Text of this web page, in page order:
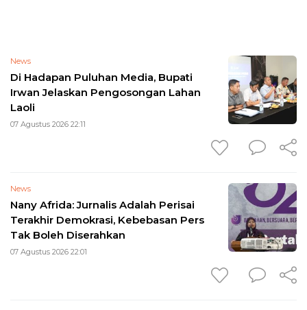
News
Di Hadapan Puluhan Media, Bupati
Irwan Jelaskan Pengosongan Lahan
Laoli
07 Agustus 2026 22:11
News
Nany Afrida: Jurnalis Adalah Perisai
Terakhir Demokrasi, Kebebasan Pers
Tak Boleh Diserahkan
07 Agustus 2026 22:01